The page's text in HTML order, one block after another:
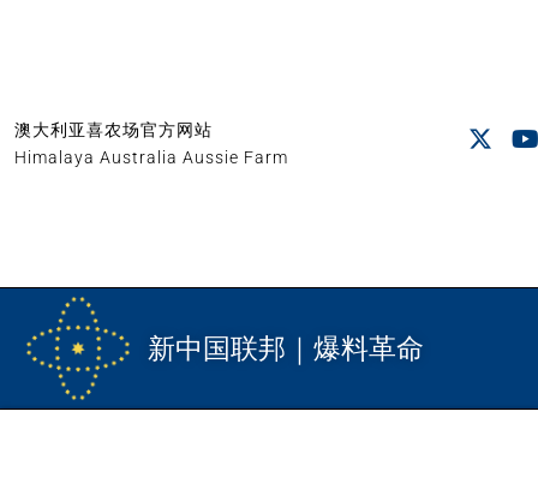
澳大利亚喜农场官方网站
Himalaya Australia Aussie Farm
新中国联邦｜爆料革命